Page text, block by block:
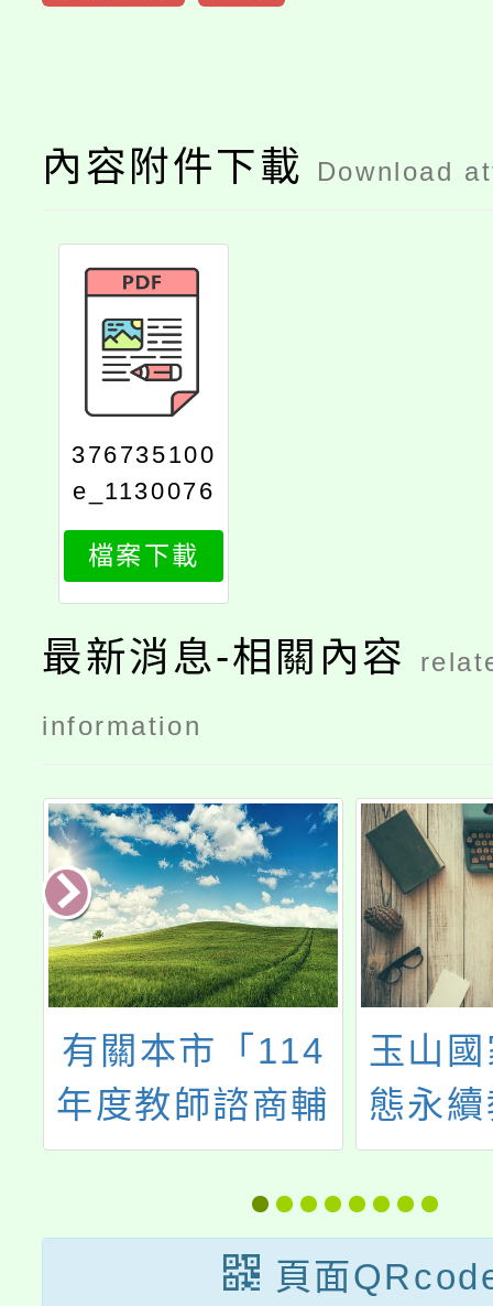
內容附件下載 Download
376735100
e_1130076
837_attach
1
檔案下載
最新消息-相關內容
information
玉山國家公園生
態永續教師增能
工作坊說明會
內柵
「桃
度加
員及家
能研
頁面